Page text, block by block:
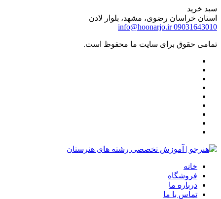
سبد خرید
استان خراسان رضوی، مشهد، بلوار لادن
09031643010
info@hoonarjo.ir
تمامی حقوق برای سایت ما محفوظ است.
خانه
فروشگاه
درباره ما
تماس با ما